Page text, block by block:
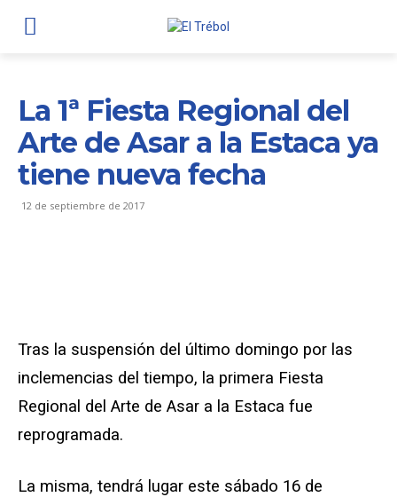
La 1ª Fiesta Regional del
Arte de Asar a la Estaca ya
tiene nueva fecha
12 de septiembre de 2017
Tras la suspensión del último domingo por las
inclemencias del tiempo, la primera Fiesta
Regional del Arte de Asar a la Estaca fue
reprogramada.
La misma, tendrá lugar este sábado 16 de